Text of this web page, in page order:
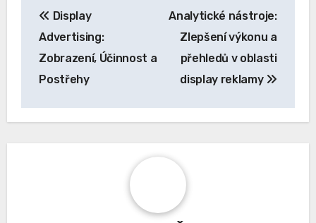
navigation
Display
Advertising:
Zobrazení, Účinnost a
Postřehy
Analytické nástroje:
Zlepšení výkonu a
přehledů v oblasti
display reklamy